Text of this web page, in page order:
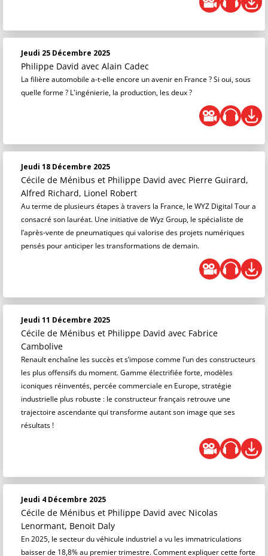
Jeudi 25 Décembre 2025
Philippe David avec Alain Cadec
La filière automobile a-t-elle encore un avenir en France ? Si oui, sous
quelle forme ? L'ingénierie, la production, les deux ?
Jeudi 18 Décembre 2025
Cécile de Ménibus et Philippe David avec Pierre Guirard,
Alfred Richard, Lionel Robert
Au terme de plusieurs étapes à travers la France, le WYZ Digital Tour a
consacré son lauréat. Une initiative de Wyz Group, le spécialiste de
l’après-vente de pneumatiques qui valorise des projets numériques
pensés pour anticiper les transformations de demain.
Jeudi 11 Décembre 2025
Cécile de Ménibus et Philippe David avec Fabrice
Cambolive
Renault enchaîne les succès et s’impose comme l’un des constructeurs
les plus offensifs du moment. Gamme électrifiée forte, modèles
iconiques réinventés, percée commerciale en Europe, stratégie
industrielle plus robuste : le constructeur français retrouve une
trajectoire ascendante qui transforme autant son image que ses
résultats !
Jeudi 4 Décembre 2025
Cécile de Ménibus et Philippe David avec Nicolas
Lenormant, Benoit Daly
En 2025, le secteur du véhicule industriel a vu les immatriculations
baisser de 18,8% au premier trimestre. Comment expliquer cette forte